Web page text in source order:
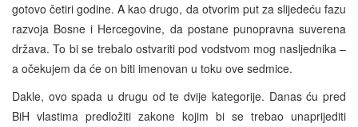
gotovo četiri godine. A kao drugo, da otvorim put za slijedeću fazu
razvoja Bosne i Hercegovine, da postane punopravna suverena
država. To bi se trebalo ostvariti pod vodstvom mog nasljednika –
a očekujem da će on biti imenovan u toku ove sedmice.
Dakle, ovo spada u drugu od te dvije kategorije. Danas ću pred
BiH vlastima predložiti zakone kojim bi se trebao unaprijediti